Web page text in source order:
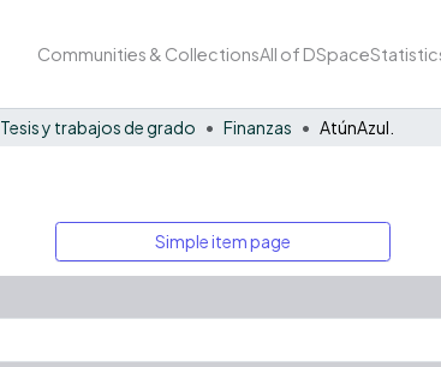
Communities & CollectionsAll of DSpace
Tesis y trabajos de grado Finanzas AtúnAzul.
Simple item page